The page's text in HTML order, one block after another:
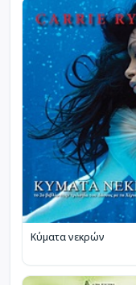
Κύματα νεκρών